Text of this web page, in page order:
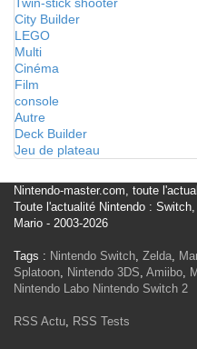
City Builder
LEGO
Multi
Cinéma
Film
console
Autre
Deck Builder
Jeu de plateau
Nintendo-master.com, toute
Toute l'actualité Nintendo :
Mario - 2003-2026
Tags : Nintendo Switch, Zelda,
Splatoon, Nintendo 3DS, Amiibo,
Nintendo Labo Nintendo Switch 2
RSS Actu, RSS Tests